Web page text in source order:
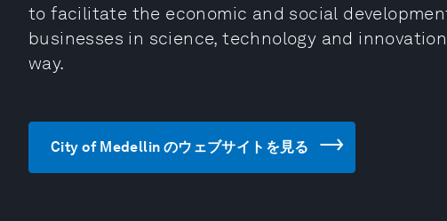
to facilitate the economic and social
businesses in science, technology and
way.
City of Medellin のウェブサイトを見る